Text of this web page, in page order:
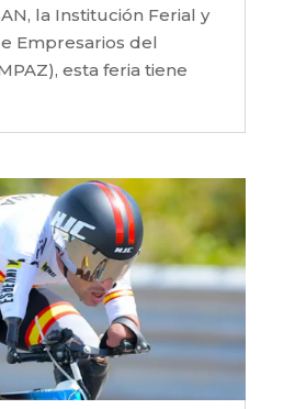
la Institución Ferial y
Empresarios del
esta feria tiene